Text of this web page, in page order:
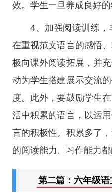
效。学生一旦养成良好的
4、加强阅读训练，
在重视范文语言的感悟
极向课外阅读拓展，并
动为学生搭建展示交流
度。此外，要鼓励学生
活中积累的语言，以运
言的积极性。积累多了
的阅读能力、习作能力都
第二篇：六年级